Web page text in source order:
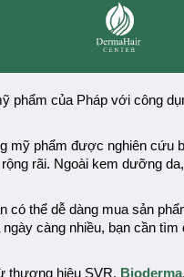
phẩm của Pháp với công
mỹ phẩm được nghiên cứu
rãi. Ngoài kem dưỡng
có thể dễ dàng mua sản
càng nhiều, bạn cần
thương hiệu SVR, Bioderma